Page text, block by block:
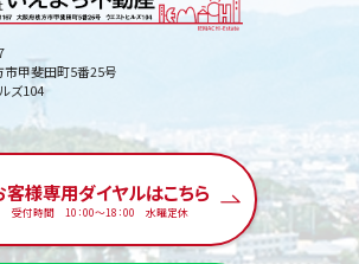
甲斐田町5番25号
ズ104
客様専用ダイヤルはこちら
受付時間 10：00〜18：00 水曜定休